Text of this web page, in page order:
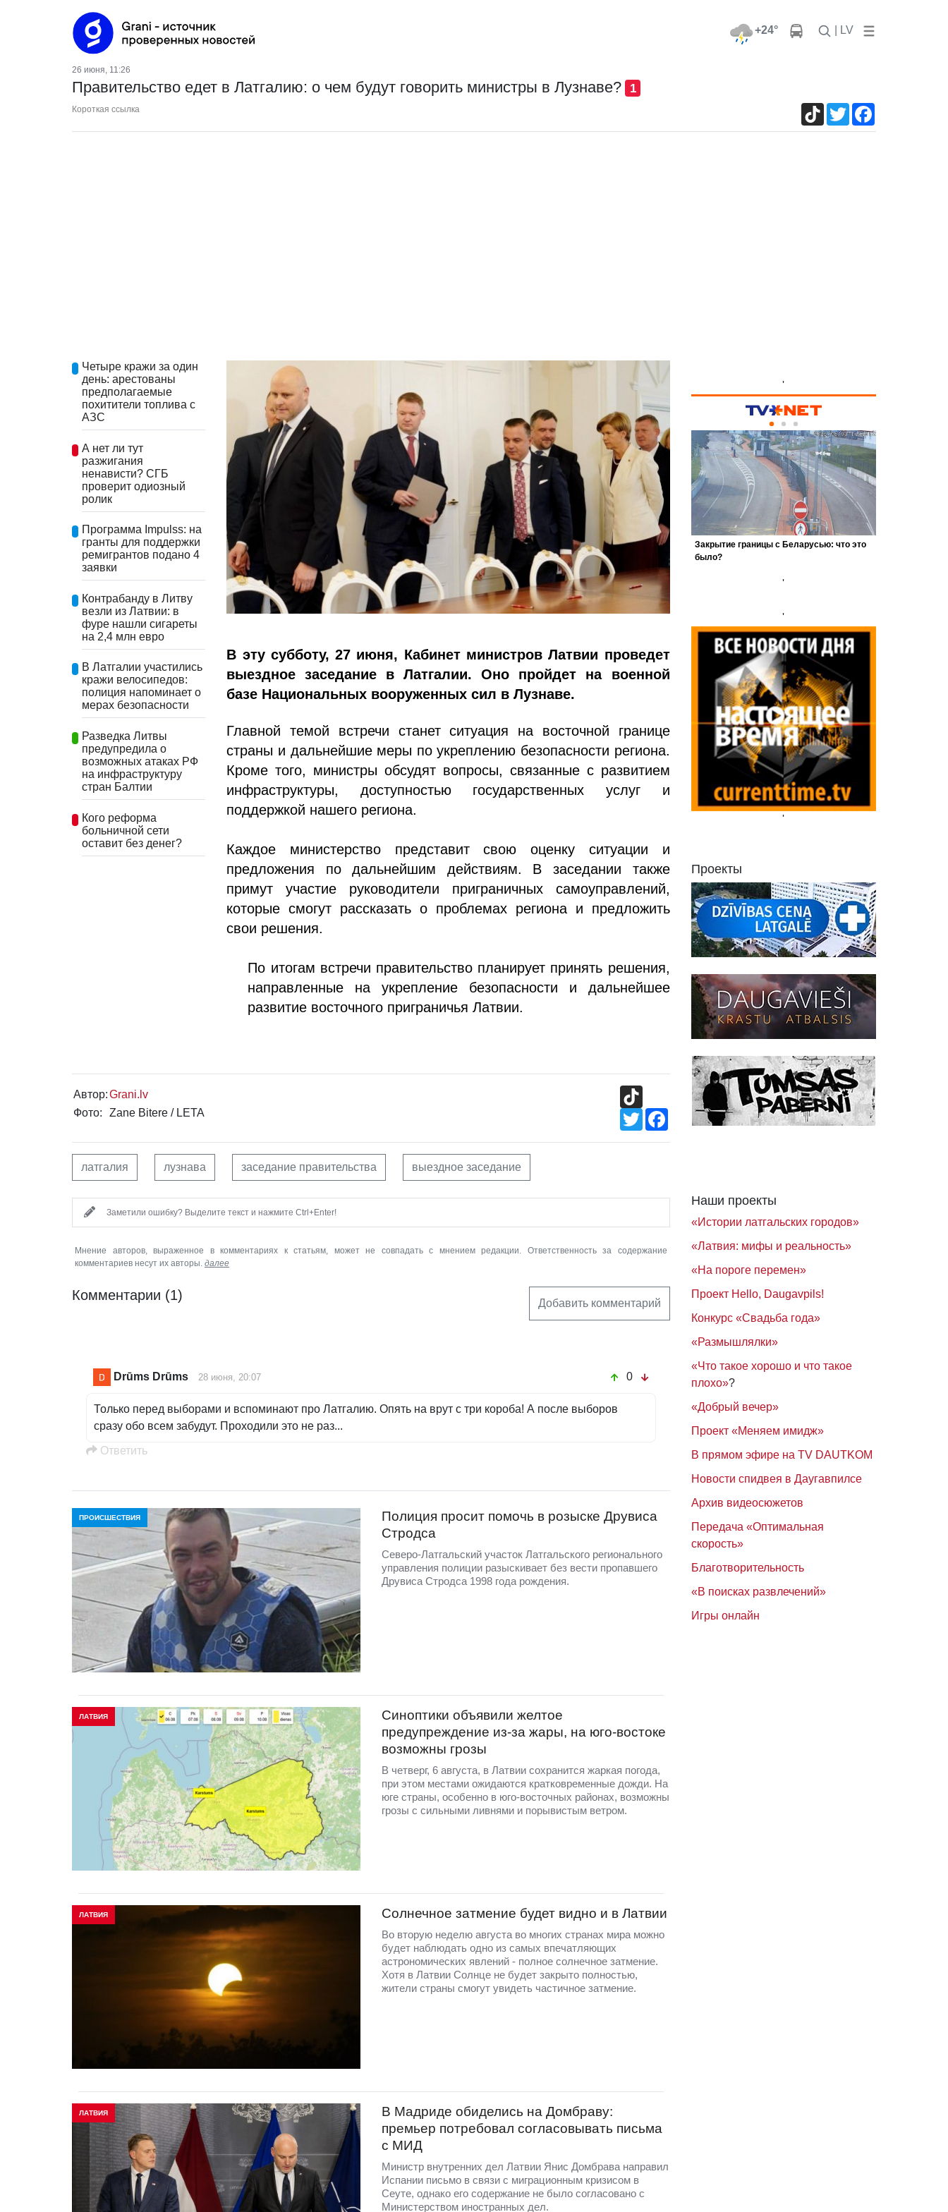
+24° | LV
26 июня, 11:26
Правительство едет в Латгалию: о чем будут говорить министры в Лузнаве? 1
Короткая ссылка TikTokTwitter
Четыре кражи за один
день: арестованы
предполагаемые
похитители топлива с
АЗС
А нет ли тут
разжигания
ненависти? СГБ
проверит одиозный
ролик
Программа Impulss: на
гранты для поддержки
ремигрантов подано 4
заявки
Контрабанду в Литву
везли из Латвии: в
фуре нашли сигареты
на 2,4 млн евро
В Латгалии участились
кражи велосипедов:
полиция напоминает о
мерах безопасности
Разведка Литвы
предупредила о
возможных атаках РФ
на инфраструктуру
стран Балтии
Кого реформа
больничной сети
оставит без денег?
В эту субботу, 27 июня, Кабинет министров Латвии проведет
выездное заседание в Латгалии. Оно пройдет на военной
базе Национальных вооруженных сил в Лузнаве.
Главной темой встречи станет ситуация на восточной границе
страны и дальнейшие меры по укреплению безопасности региона.
Кроме того, министры обсудят вопросы, связанные с развитием
инфраструктуры, доступностью государственных услуг и
поддержкой нашего региона.
Каждое министерство представит свою оценку ситуации и
предложения по дальнейшим действиям. В заседании также
примут участие руководители приграничных самоуправлений,
которые смогут рассказать о проблемах региона и предложить
свои решения.
По итогам встречи правительство планирует принять решения,
направленные на укрепление безопасности и дальнейшее
развитие восточного приграничья Латвии.
Автор:Grani.lv
Фото:
Zane Bitere / LETA
TikTok
TwitterFacebook
латгалия лузнава заседание правительства выездное заседание
Заметили ошибку? Выделите текст и нажмите Ctrl+Enter!
Мнение авторов, выраженное в комментариях к статьям, может не совпадать с мнением редакции. Ответственность за содержание
комментариев несут их авторы. далее
Комментарии (1)
Добавить комментарий
Drūms Drūms 28 июня, 20:07 0
Только перед выборами и вспоминают про Латгалию. Опять на врут с три короба! А после выборов
сразу обо всем забудут. Проходили это не раз...
Oтветить
ПРОИСШЕСТВИЯ
Полиция просит помочь в розыске Друвиса
Стродса
Северо-Латгальский участок Латгальского регионального
управления полиции разыскивает без вести пропавшего
Друвиса Стродса 1998 года рождения.
ЛАТВИЯ
Синоптики объявили желтое
предупреждение из-за жары, на юго-востоке
возможны грозы
В четверг, 6 августа, в Латвии сохранится жаркая погода,
при этом местами ожидаются кратковременные дожди. На
юге страны, особенно в юго-восточных районах, возможны
грозы с сильными ливнями и порывистым ветром.
ЛАТВИЯ Солнечное затмение будет видно и в Латвии
Во вторую неделю августа во многих странах мира можно
будет наблюдать одно из самых впечатляющих
астрономических явлений - полное солнечное затмение.
Хотя в Латвии Солнце не будет закрыто полностью,
жители страны смогут увидеть частичное затмение.
ЛАТВИЯ
В Мадриде обиделись на Домбраву:
премьер потребовал согласовывать письма
с МИД
Министр внутренних дел Латвии Янис Домбрава направил
Испании письмо в связи с миграционным кризисом в
Сеуте, однако его содержание не было согласовано с
Министерством иностранных дел.
'
'
'
'
Проекты
Наши проекты
«Истории латгальских городов»
«Латвия: мифы и реальность»
«На пороге перемен»
Проект Hello, Daugavpils!
Конкурс «Свадьба года»
«Размышлялки»
«Что такое хорошо и что такое
плохо»?
«Добрый вечер»
Проект «Меняем имидж»
В прямом эфире на TV DAUTKOM
Новости спидвея в Даугавпилсе
Архив видеосюжетов
Передача «Оптимальная
скорость»
Благотворительность
«В поисках развлечений»
Игры онлайн